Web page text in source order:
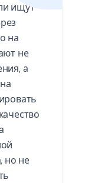
ищут
на
не
а
но не